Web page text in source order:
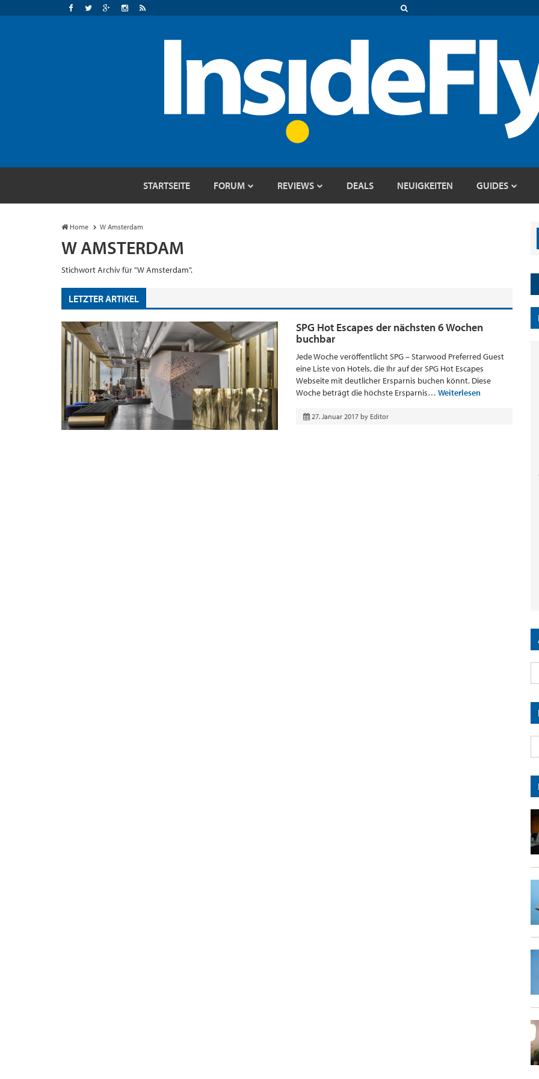
STARTSEITE FORUM REVIEWS DEALS NEUIGKEITEN GUIDES
Home W Amsterdam
W AMSTERDAM
Stichwort Archiv für "W Amsterdam".
LETZTER ARTIKEL
SPG Hot Escapes der nächsten 6 Wochen
buchbar
Jede Woche veröffentlicht SPG – Starwood Preferred Guest
eine Liste von Hotels, die Ihr auf der SPG Hot Escapes
Webseite mit deutlicher Ersparnis buchen könnt. Diese
Woche beträgt die höchste Ersparnis… Weiterlesen
27. Januar 2017 by Editor